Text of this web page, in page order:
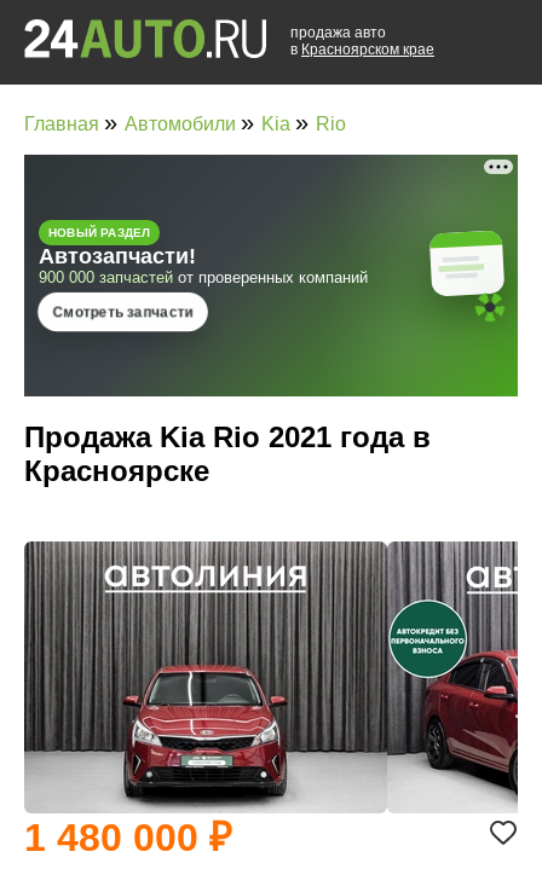
продажа авто
в Красноярском крае
Главная » Автомобили » Kia » Rio
Продажа Kia Rio 2021 года в
Красноярске
1 480 000